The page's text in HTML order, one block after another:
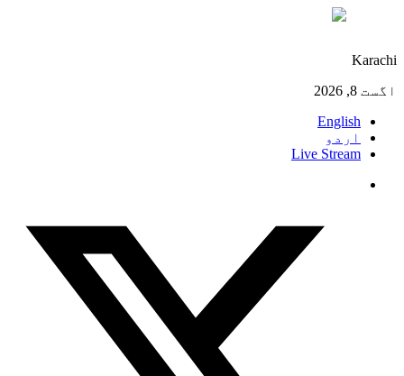
Karachi
اگست 8, 2026
English
اردو
Live Stream